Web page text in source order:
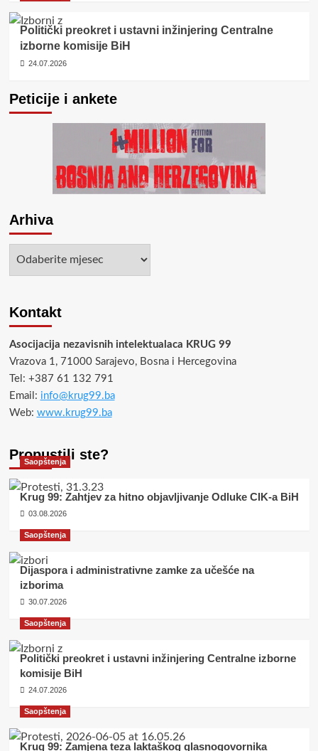
Politički preokret i ustavni inžinjering Centralne
izborne komisije BiH
24.07.2026
Peticije i ankete
Arhiva
Kontakt
Asocijacija nezavisnih intelektualaca KRUG 99
Vrazova 1, 71000 Sarajevo, Bosna i Hercegovina
Tel: +387 61 132 791
Email: info@krug99.ba
Web: www.krug99.ba
Propustili ste?
Saopštenja
Krug 99: Zahtjev za hitno objavljivanje Odluke CIK-a BiH
03.08.2026
Saopštenja
Dijaspora i administrativne zamke za učešće na
izborima
30.07.2026
Saopštenja
Politički preokret i ustavni inžinjering Centralne izborne
komisije BiH
24.07.2026
Saopštenja
Krug 99: Zamjena teza laktaškog glasnogovornika